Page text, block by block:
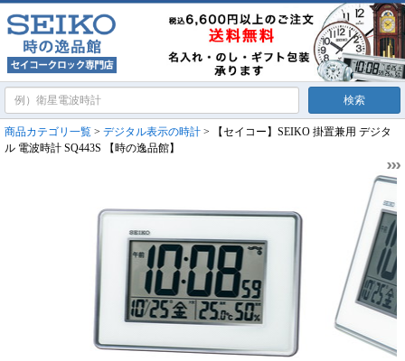
商品カテゴリ一覧 > デジタル表示の時計 > 【セイコー】SEIKO 掛置兼用 デジタ
ル 電波時計 SQ443S 【時の逸品館】